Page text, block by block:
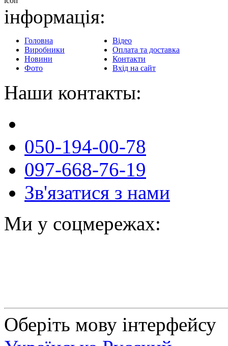
інформація:
Головна
Виробники
Новини
Фото
Відео
Оплата та доставка
Контакти
Вхід на сайт
Наши контакты:
050-194-00-78
097-668-76-19
Зв'язатися з нами
Ми у соцмережах:
Оберіть мову інтерфейсу